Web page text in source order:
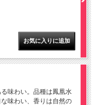
味わい。品種は鳳凰水
味わい、香りは自然の